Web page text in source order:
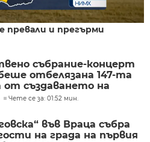
превали и прегърми
събрание-концерт
отбелязана 147-та
създаването на
сили
Чете се за: 01:52 мин.
във Враца събра
на града на първия